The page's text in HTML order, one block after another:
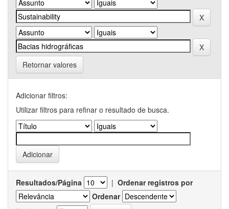
Retornar valores
Adicionar filtros:
Utilizar filtros para refinar o resultado de busca.
Resultados/Página | Ordenar registros por
Ordenar